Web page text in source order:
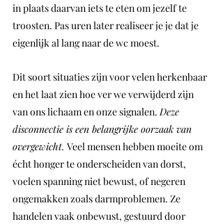
in plaats daarvan iets te eten om jezelf te
troosten. Pas uren later realiseer je je dat je
eigenlijk al lang naar de wc moest.
Dit soort situaties zijn voor velen herkenbaar
en het laat zien hoe ver we verwijderd zijn
van ons lichaam en onze signalen. Deze
disconnectie is een belangrijke oorzaak van
overgewicht. Veel mensen hebben moeite om
écht honger te onderscheiden van dorst,
voelen spanning niet bewust, of negeren
ongemakken zoals darmproblemen. Ze
handelen vaak onbewust, gestuurd door